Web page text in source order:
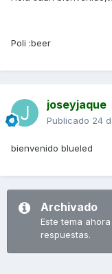
Poli :beer
joseyjaque
Publicado 24
bienvenido blueled
Archivado
Este tema
respuestas.